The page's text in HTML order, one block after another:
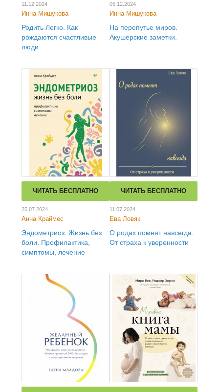
11.12.2024
Инна Мишукова
Родить Легко. Как
рождаются счастливые
люди
05.12.2024
Инна Мишукова
На перепутье миров.
Акушерские заметки.
ЧИТАТЬ БЕСПЛАТНО
25.07.2024
Анна Краймес
Эндометриоз. Жизнь без
боли. Профилактика,
симптомы, лечение
ЧИТАТЬ БЕСПЛАТНО
11.07.2024
Ева Ловяк
О родах помнят навсегда.
От страха к уверенности